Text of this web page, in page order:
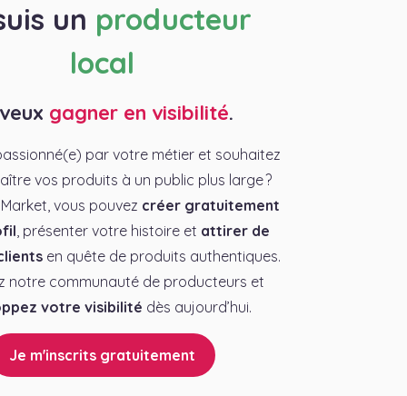
un producteur
local
gagner en visibilité.
par votre métier et souhaitez
vos produits à un public plus large ?
vous pouvez créer gratuitement
, présenter votre histoire et attirer de
en quête de produits authentiques.
notre communauté de producteurs et
votre visibilité dès aujourd’hui.
Je m'inscrits gratuitement